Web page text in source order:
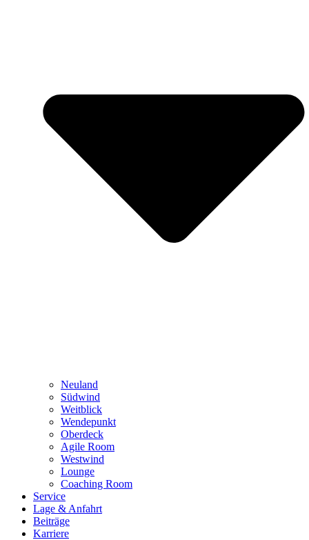
Neuland
Südwind
Weitblick
Wendepunkt
Oberdeck
Agile Room
Westwind
Lounge
Coaching Room
Service
Lage & Anfahrt
Beiträge
Karriere